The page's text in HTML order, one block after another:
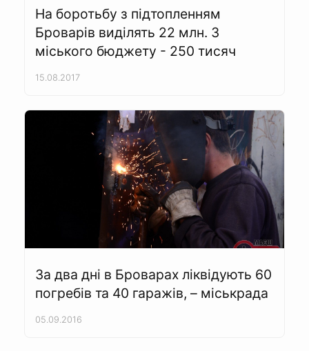
На боротьбу з підтопленням
Броварів виділять 22 млн. З
міського бюджету - 250 тисяч
15.08.2017
За два дні в Броварах ліквідують 60
погребів та 40 гаражів, – міськрада
05.09.2016